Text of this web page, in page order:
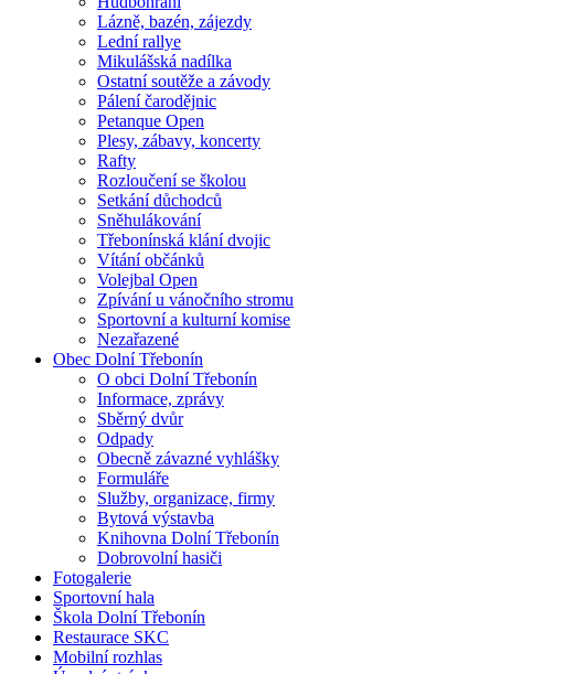
Lázně, bazén, zájezdy
Lední rallye
Mikulášská nadílka
Ostatní soutěže a závody
Pálení čarodějnic
Petanque Open
Plesy, zábavy, koncerty
Rafty
Rozloučení se školou
Setkání důchodců
Sněhulákování
Třebonínská klání dvojic
Vítání občánků
Volejbal Open
Zpívání u vánočního stromu
Sportovní a kulturní komise
Nezařazené
Obec Dolní Třebonín
O obci Dolní Třebonín
Informace, zprávy
Sběrný dvůr
Odpady
Obecně závazné vyhlášky
Formuláře
Služby, organizace, firmy
Bytová výstavba
Knihovna Dolní Třebonín
Dobrovolní hasiči
Fotogalerie
Sportovní hala
Škola Dolní Třebonín
Restaurace SKC
Mobilní rozhlas